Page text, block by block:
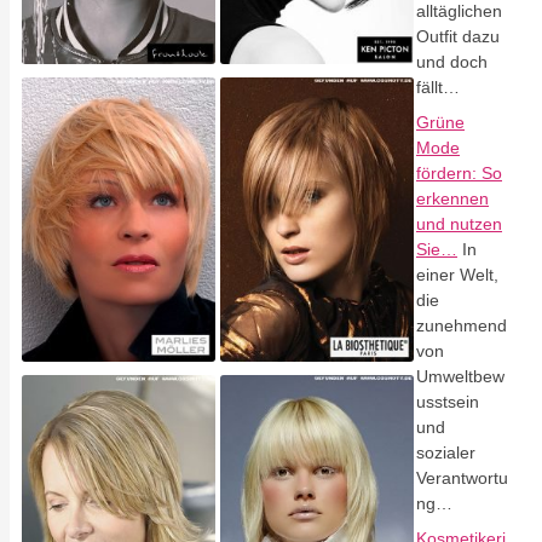
alltäglichen
Outfit dazu
und doch
fällt…
Grüne
Mode
fördern: So
erkennen
und nutzen
Sie…
In
einer Welt,
die
zunehmend
von
Umweltbew
usstsein
und
sozialer
Verantwortu
ng…